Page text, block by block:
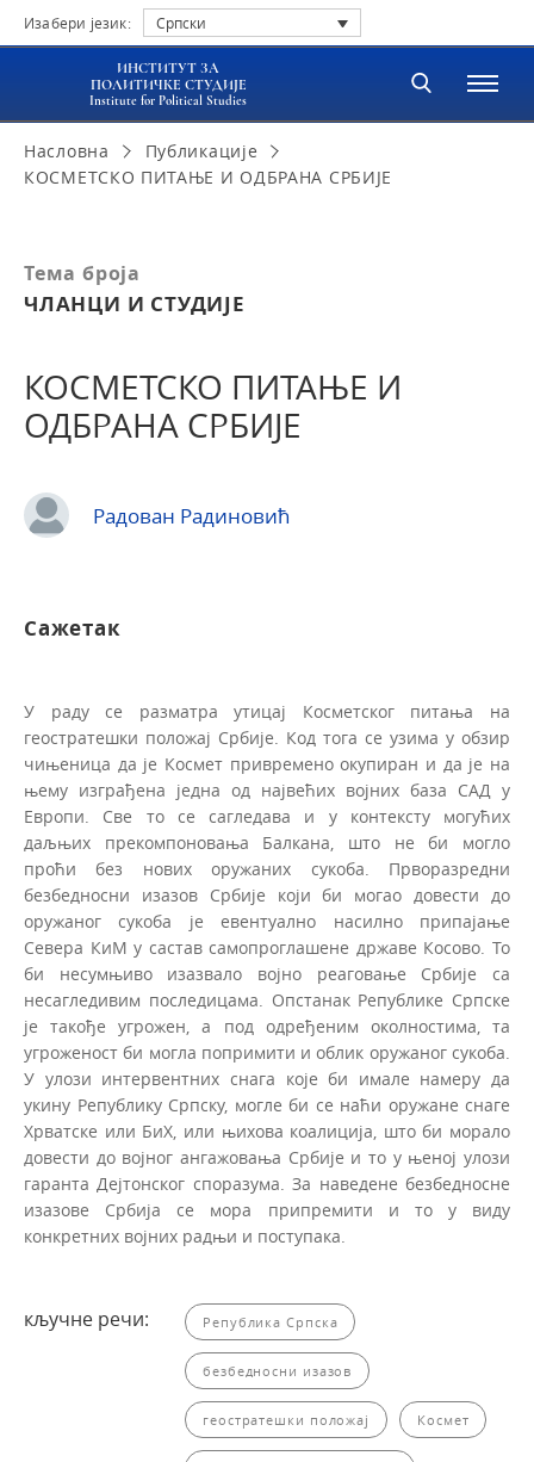
Изабери језик: Српски
ИНСТИТУТ ЗА
ПОЛИТИЧКЕ СТУДИЈЕ
Institute for Political Studies
Насловна
Публикације
КОСМЕТСКО ПИТАЊЕ И ОДБРАНА СРБИЈЕ
Тема броја
ЧЛАНЦИ И СТУДИЈЕ
КОСМЕТСКО ПИТАЊЕ И
ОДБРАНА СРБИЈЕ
Радован Радиновић
Сажетак
У раду се разматра утицај Косметског питања на
геостратешки положај Србије. Код тога се узима у обзир
чињеница да је Космет привремено окупиран и да је на
њему изграђена једна од највећих војних база САД у
Европи. Све то се сагледава и у контексту могућих
даљњих прекомпоновања Балкана, што не би могло
проћи без нових оружаних сукоба. Прворазредни
безбедносни изазов Србије који би могао довести до
оружаног сукоба је евентуално насилно припајање
Севера КиМ у састав самопроглашене државе Косово. То
би несумњиво изазвало војно реаговање Србије са
несагледивим последицама. Опстанак Републике Српске
је такође угрожен, а под одређеним околностима, та
угроженост би могла попримити и облик оружаног сукоба.
У улози интервентних снага које би имале намеру да
укину Републику Српску, могле би се наћи оружане снаге
Хрватске или БиХ, или њихова коалиција, што би морало
довести до војног ангажовања Србије и то у њеној улози
гаранта Дејтонског споразума. За наведене безбедносне
изазове Србија се мора припремити и то у виду
конкретних војних радњи и поступака.
кључне речи: Република Српска
безбедносни изазов
геостратешки положај Космет